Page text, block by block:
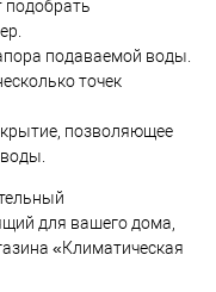
подобрать
подаваемой воды.
точек
позволяющее
для вашего дома,
«Климатическая